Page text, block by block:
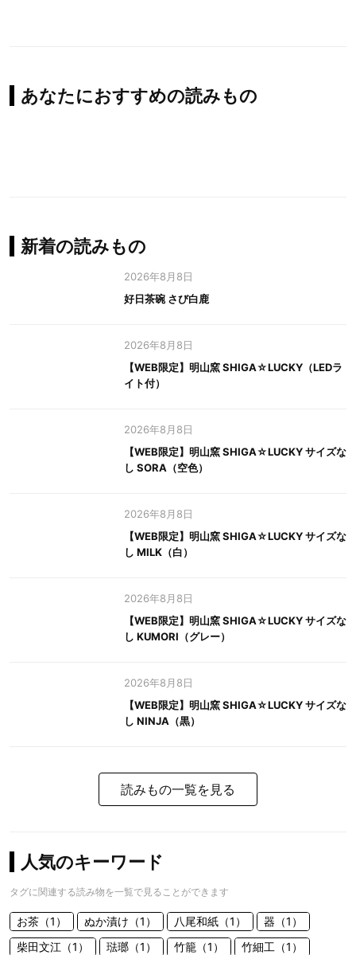
あなたにおすすめの読みもの
新着の読みもの
2026年8月8日
好日茶碗 さび白鹿
2026年8月8日
【WEB限定】明山窯 SHIGA☆LUCKY（LEDラ
イト付）
2026年8月8日
【WEB限定】明山窯 SHIGA☆LUCKY サイズな
し SORA（空色）
2026年8月8日
【WEB限定】明山窯 SHIGA☆LUCKY サイズな
し MILK（白）
2026年8月8日
【WEB限定】明山窯 SHIGA☆LUCKY サイズな
し KUMORI（グレー）
2026年8月8日
【WEB限定】明山窯 SHIGA☆LUCKY サイズな
し NINJA（黒）
読みもの一覧を見る
人気のキーワード
タグに関連する読み物を一覧で見ることができます
お茶（1） ぬか漬け（1） 八尾和紙（1）
器（1）
柴田文江（1）
琺瑯（1） 竹籠（1） 竹細工（1）